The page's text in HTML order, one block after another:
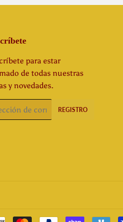
para estar
de todas nuestras
y novedades.
REGISTRO